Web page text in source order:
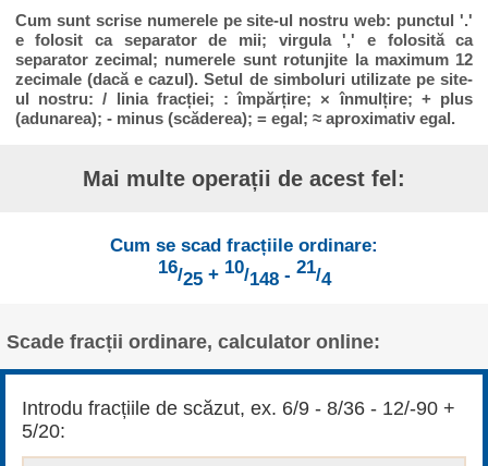
Cum sunt scrise numerele pe site-ul nostru web: punctul '.'
e folosit ca separator de mii; virgula ',' e folosită ca
separator zecimal; numerele sunt rotunjite la maximum 12
zecimale (dacă e cazul). Setul de simboluri utilizate pe site-
ul nostru: / linia fracției; : împărțire; × înmulțire; + plus
(adunarea); - minus (scăderea); = egal; ≈ aproximativ egal.
Mai multe operații de acest fel:
Cum se scad fracțiile ordinare:
16/25+ 10/148- 21/4
Scade fracții ordinare, calculator online:
Introdu fracțiile de scăzut, ex. 6/9 - 8/36 - 12/-90 +
5/20: